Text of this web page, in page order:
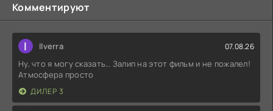
Комментируют
I Ilverra 07.08.26
Ну, что я могу сказать… Залип на этот фильм и не пожалел!
Атмосфера просто
ДИЛЕР 3